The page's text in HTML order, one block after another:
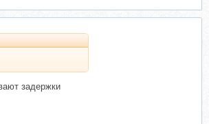
задержки